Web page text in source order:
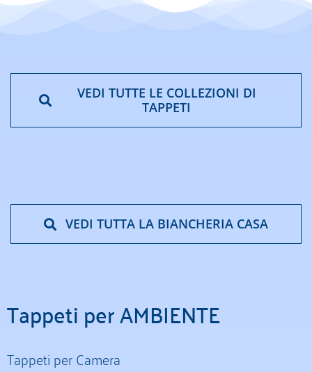
VEDI TUTTE LE COLLEZIONI DI
TAPPETI
VEDI TUTTA LA BIANCHERIA CASA
Tappeti per AMBIENTE
Tappeti per Camera